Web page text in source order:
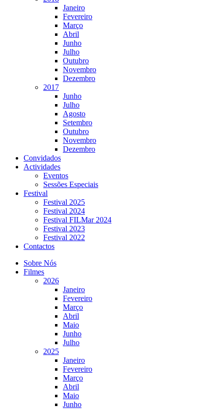
Janeiro
Fevereiro
Março
Abril
Junho
Julho
Outubro
Novembro
Dezembro
2017
Junho
Julho
Agosto
Setembro
Outubro
Novembro
Dezembro
Convidados
Actividades
Eventos
Sessões Especiais
Festival
Festival 2025
Festival 2024
Festival FILMar 2024
Festival 2023
Festival 2022
Contactos
Sobre Nós
Filmes
2026
Janeiro
Fevereiro
Março
Abril
Maio
Junho
Julho
2025
Janeiro
Fevereiro
Março
Abril
Maio
Junho